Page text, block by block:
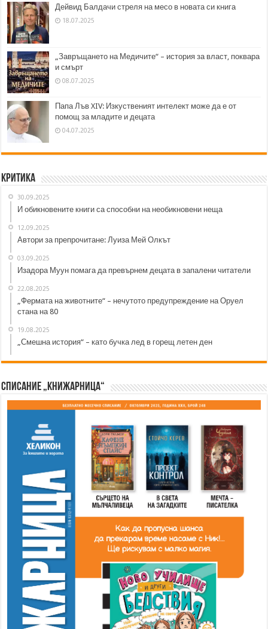
Дейвид Балдачи стреля на месо в новата си книга
18.07.2025
„Завръщането на Медичите“ – история за власт, поквара
и смърт
08.07.2025
Папа Лъв XIV: Изкуственият интелект може да е от
помощ за младите и децата
04.07.2025
Критика
30.09.2025
И обикновените книги са способни на необикновени неща
12.09.2025
Автори за препрочитане: Луиза Мей Олкът
03.09.2025
Изадора Муун помага да превърнем децата в запалени читатели
22.08.2025
„Фермата на животните“ – нечутото предупреждение на Оруел
стана на 80
19.08.2025
„Смешна история“ – като бучка лед в горещ летен ден
Списание „Книжарница“